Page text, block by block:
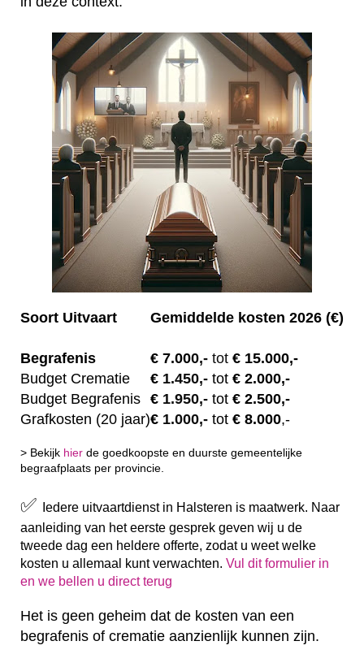
Soort Uitvaart Gemiddelde kosten 2026 (€)
Begrafenis € 7.000,- tot € 15.000,-
Budget Crematie
€ 1.450,- tot € 2.000,-
Budget Begrafenis € 1.950,- tot € 2.500,-
Grafkosten (20 jaar)€ 1.000,- tot € 8.000,-
> Bekijk hier de goedkoopste en duurste gemeentelijke
begraafplaats per provincie.
✅
Iedere uitvaartdienst in Halsteren is maatwerk. Naar
aanleiding van het eerste gesprek geven wij u de
tweede dag een heldere offerte, zodat u weet welke
kosten u allemaal kunt verwachten. Vul dit formulier in
en we bellen u direct terug
Het is geen geheim dat de kosten van een
begrafenis of crematie aanzienlijk kunnen zijn.